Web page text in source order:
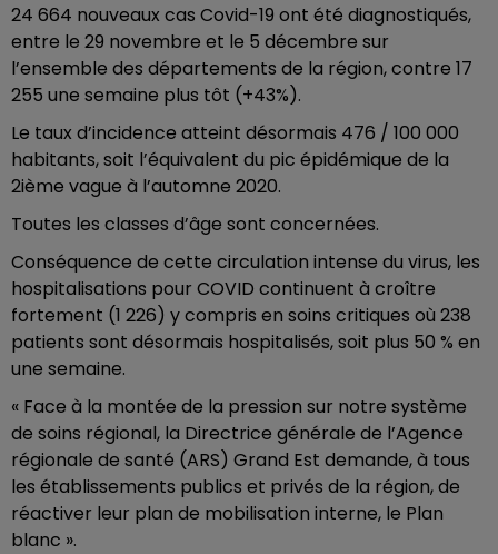
24 664 nouveaux cas Covid-19 ont été diagnostiqués,
entre le 29 novembre et le 5 décembre sur
l’ensemble des départements de la région, contre 17
255 une semaine plus tôt (+43%).
Le taux d’incidence atteint désormais 476 / 100 000
habitants, soit l’équivalent du pic épidémique de la
2ième vague à l’automne 2020.
Toutes les classes d’âge sont concernées.
Conséquence de cette circulation intense du virus, les
hospitalisations pour COVID continuent à croître
fortement (1 226) y compris en soins critiques où 238
patients sont désormais hospitalisés, soit plus 50 % en
une semaine.
« Face à la montée de la pression sur notre système
de soins régional, la Directrice générale de l’Agence
régionale de santé (ARS) Grand Est demande, à tous
les établissements publics et privés de la région, de
réactiver leur plan de mobilisation interne, le Plan
blanc ».